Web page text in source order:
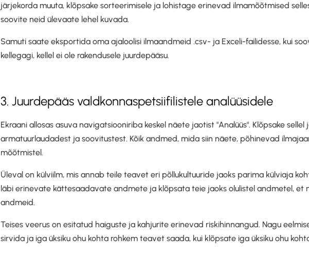
järjekorda muuta, klõpsake sorteerimisele ja lohistage erinevad ilmamõõtmised
soovite neid ülevaate lehel kuvada.
Samuti saate eksportida oma ajaloolisi ilmaandmeid .csv- ja Exceli-failidesse, kui
kellegagi, kellel ei ole rakendusele juurdepääsu.
3. Juurdepääs valdkonnaspetsiifilistele analüüsidele
Ekraani allosas asuva navigatsiooniriba keskel näete jaotist "Analüüs". Klõpsake
armatuurlaudadest ja soovitustest. Kõik andmed, mida siin näete, põhinevad
mõõtmistel.
Üleval on külviilm, mis annab teile teavet eri põllukultuuride jaoks parima külviaja
läbi erinevate kättesaadavate andmete ja klõpsata teie jaoks olulistel andmetel, et
andmeid.
Teises veerus on esitatud haiguste ja kahjurite erinevad riskihinnangud. Nagu
sirvida ja iga üksiku ohu kohta rohkem teavet saada, kui klõpsate iga üksiku ohu